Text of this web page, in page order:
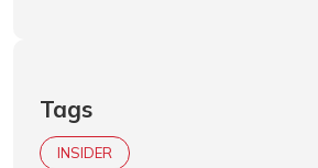
Tags
INSIDER